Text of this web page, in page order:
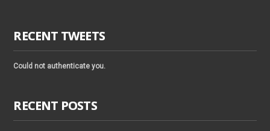
RECENT TWEETS
Could not authenticate you.
RECENT POSTS